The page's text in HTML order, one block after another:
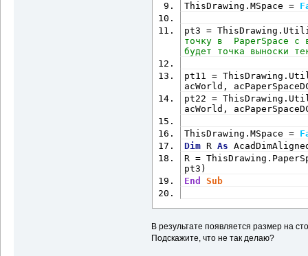
ThisDrawing.MSpace =
pt3 =
точку в  PaperSpace с
будет точка выноски
pt11 =
acWorld,
pt22 =
acWorld,
ThisDrawing.MSpace =
Dim R As
R =
pt3)
End
Sub
В результате появляется размер на
Подскажите, что не так делаю?